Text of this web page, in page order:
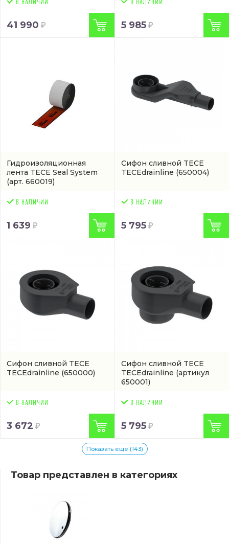
41 990 5 985
Гидроизоляционная
лента TECE Seal System
(арт. 660019)
1 639
Сифон сливной TECE
TECEdrainline (650004)
5 795
Сифон сливной TECE
TECEdrainline (650000)
3 672
Сифон сливной TECE
TECEdrainline (артикул
650001)
5 795
Показать еще (143)
Товар представлен в категориях